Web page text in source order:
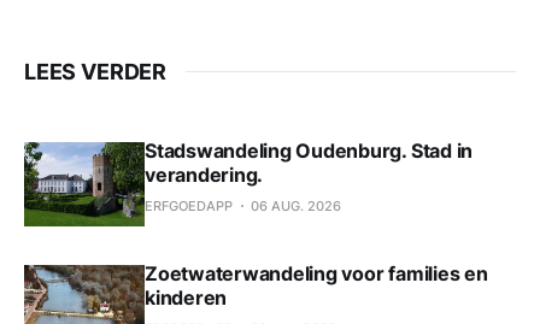
LEES VERDER
Stadswandeling Oudenburg. Stad in
verandering.
ERFGOEDAPP 06 AUG. 2026
Zoetwaterwandeling voor families en
kinderen